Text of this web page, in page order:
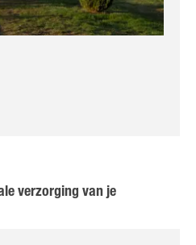
verzorging van je